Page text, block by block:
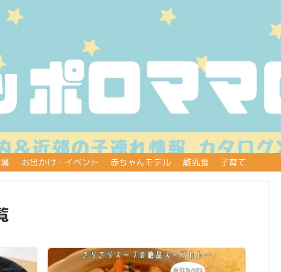
お出かけ・イベント 赤ちゃんモデル 離乳食 子育て